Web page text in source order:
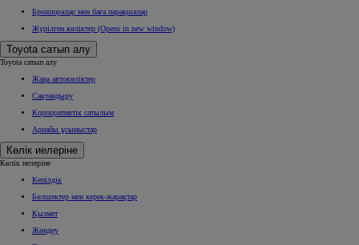
Брошюралар мен баға парақшалар
Жүрілген көліктер (Opens in new window)
Toyota сатып алу
Toyota сатып алу
Жаңа автокөліктер
Сақтандыру
Корпоративтік сатылым
Арнайы ұсыныстар
Көлік иелеріне
Көлік иелеріне
Кепілдік
Бөлшектер мен керек-жарақтар
Қызмет
Жөндеу